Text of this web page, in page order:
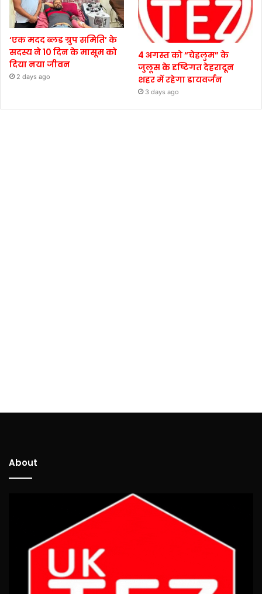
‘एक मदद ब्लड ग्रुप समिति’ के
सदस्य ने 10 दिन के मासूम को
दिया नया जीवन
2 days ago
4 अगस्त को “चेहलुम” के
जुलूस के दृष्टिगत देहरादून
शहर में रहेगा डायवर्जन
3 days ago
About